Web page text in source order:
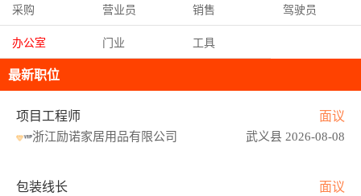
采购 营业员 销售 驾驶员
办公室 门业 工具
最新职位
项目工程师 面议
浙江励诺家居用品有限公司 武义县 2026-08-08
包装线长 面议